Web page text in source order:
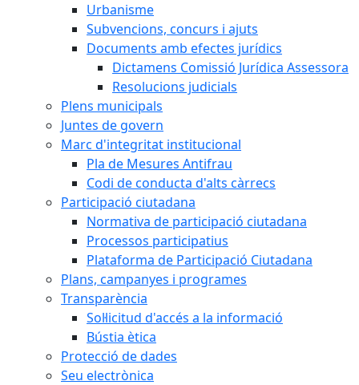
Urbanisme
Subvencions, concurs i ajuts
Documents amb efectes jurídics
Dictamens Comissió Jurídica Assessora
Resolucions judicials
Plens municipals
Juntes de govern
Marc d'integritat institucional
Pla de Mesures Antifrau
Codi de conducta d'alts càrrecs
Participació ciutadana
Normativa de participació ciutadana
Processos participatius
Plataforma de Participació Ciutadana
Plans, campanyes i programes
Transparència
Sol·licitud d'accés a la informació
Bústia ètica
Protecció de dades
Seu electrònica